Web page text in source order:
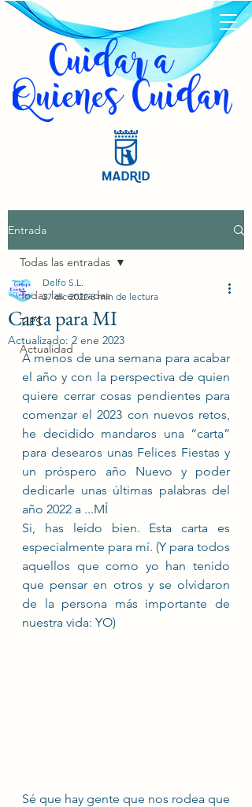
Entrada
Todas las entradas
TIPS
Actualidad
Todas las entradas
Carta para MI
Delfo S.L.
27 dic 2022 3 min de lectura
Actualizado: 2 ene 2023
A menos de una semana para acabar
el año y con la perspectiva de quien
quiere cerrar cosas pendientes para
comenzar el 2023 con nuevos retos,
he decidido mandaros una “carta”
para desearos unas Felices Fiestas y
un próspero año Nuevo y poder
dedicarle unas últimas palabras del
año 2022 a ...MÍ
Si, has leído bien. Esta carta es
especialmente para mí. (Y para todos
aquellos que como yo han tenido
que pensar en otros y se olvidaron
de la persona más importante de
nuestra vida: YO)
Sé que hay gente que nos rodea que